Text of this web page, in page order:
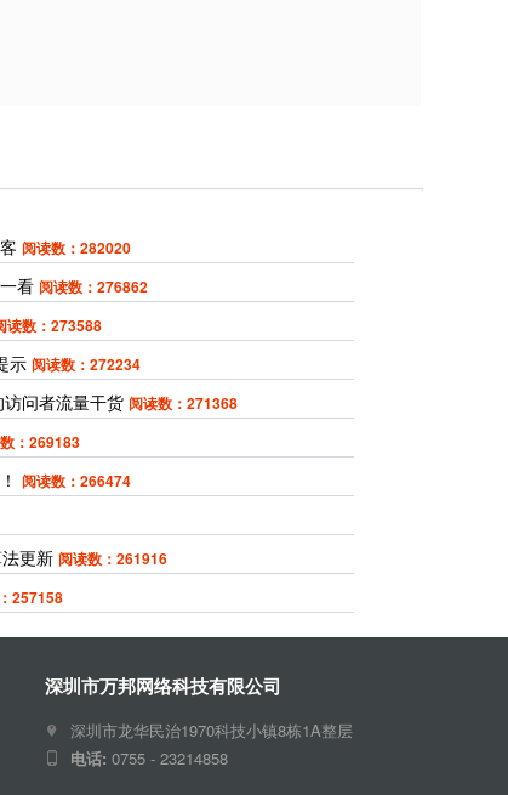
阅读数：282020
看 阅读数：276862
读数：273588
示 阅读数：272234
问者流量干货 阅读数：271368
：269183
阅读数：266474
更新 阅读数：261916
257158
深圳市万邦网络科技有限公司
深圳市龙华民治1970科技小镇8栋1A整层
电话: 0755 - 23214858